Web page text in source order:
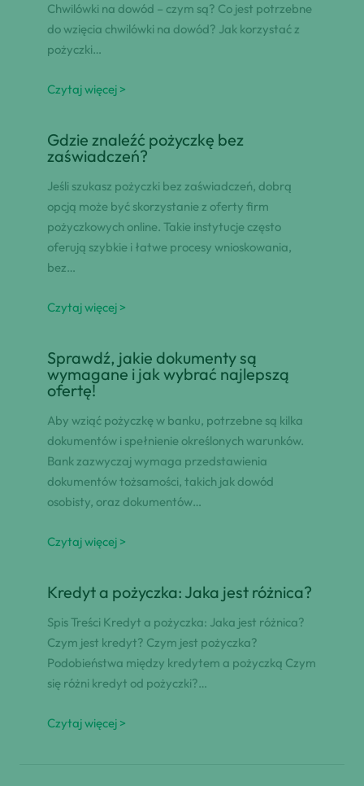
Chwilówki na dowód – czym są? Co jest potrzebne
do wzięcia chwilówki na dowód? Jak korzystać z
pożyczki…
Czytaj więcej >
Gdzie znaleźć pożyczkę bez
zaświadczeń?
Jeśli szukasz pożyczki bez zaświadczeń, dobrą
opcją może być skorzystanie z oferty firm
pożyczkowych online. Takie instytucje często
oferują szybkie i łatwe procesy wnioskowania,
bez…
Czytaj więcej >
Sprawdź, jakie dokumenty są
wymagane i jak wybrać najlepszą
ofertę!
Aby wziąć pożyczkę w banku, potrzebne są kilka
dokumentów i spełnienie określonych warunków.
Bank zazwyczaj wymaga przedstawienia
dokumentów tożsamości, takich jak dowód
osobisty, oraz dokumentów…
Czytaj więcej >
Kredyt a pożyczka: Jaka jest różnica?
Spis Treści Kredyt a pożyczka: Jaka jest różnica?
Czym jest kredyt? Czym jest pożyczka?
Podobieństwa między kredytem a pożyczką Czym
się różni kredyt od pożyczki?…
Czytaj więcej >